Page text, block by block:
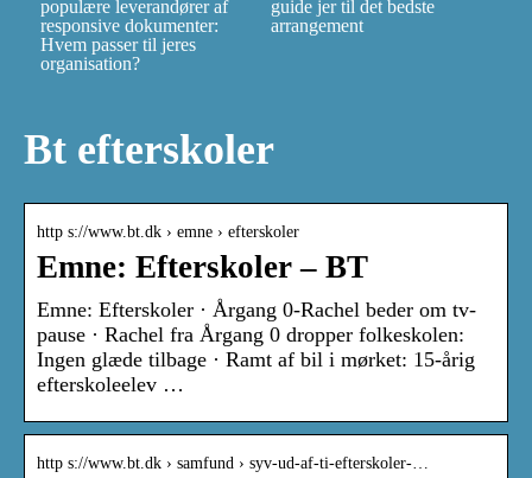
populære leverandører af
responsive dokumenter:
Hvem passer til jeres
organisation?
guide jer til det bedste
arrangement
Bt efterskoler
http s://www.bt.dk › emne › efterskoler
Emne: Efterskoler – BT
Emne: Efterskoler · Årgang 0-Rachel beder om tv-
pause · Rachel fra Årgang 0 dropper folkeskolen:
Ingen glæde tilbage · Ramt af bil i mørket: 15-årig
efterskoleelev …
http s://www.bt.dk › samfund › syv-ud-af-ti-efterskoler-…